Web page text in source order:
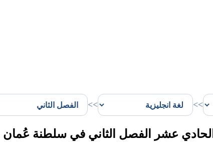
>>
>>
عشر الفصل الثاني في سلطنة عُمان